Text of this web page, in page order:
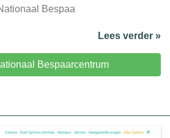
Bespaa
Lees verder »
Bespaarcentrum